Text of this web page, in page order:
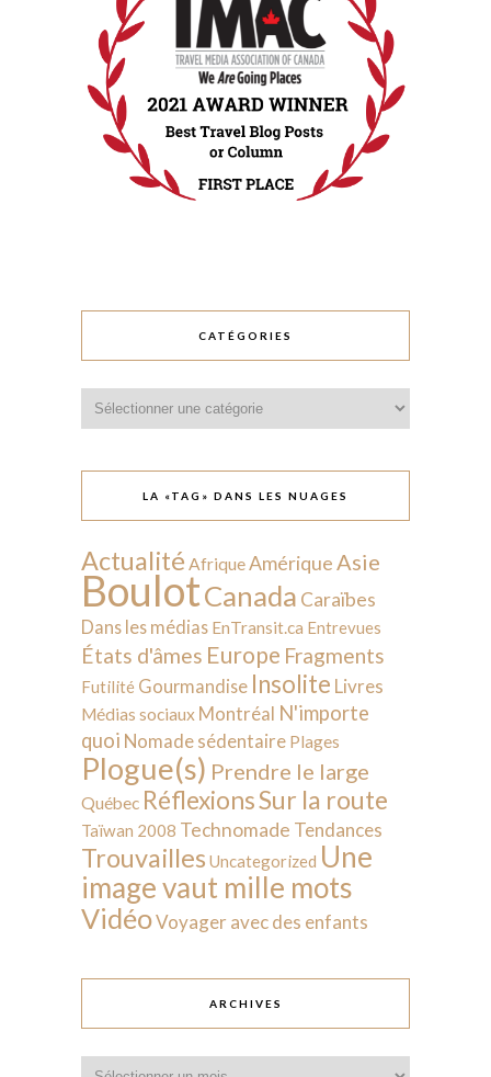
CATÉGORIES
LA «TAG» DANS LES NUAGES
Actualité AfriqueAmérique Asie
BoulotCanada Caraïbes
Dans les médias EnTransit.ca Entrevues
États d'âmes Europe Fragments
Futilité Gourmandise Insolite Livres
Médias sociaux Montréal N'importe
quoi Nomade sédentaire Plages
Plogue(s) Prendre le large
Québec RéflexionsSur la route
Taïwan 2008 Technomade Tendances
Trouvailles Uncategorized Une
image vaut mille mots
VidéoVoyager avec des enfants
ARCHIVES